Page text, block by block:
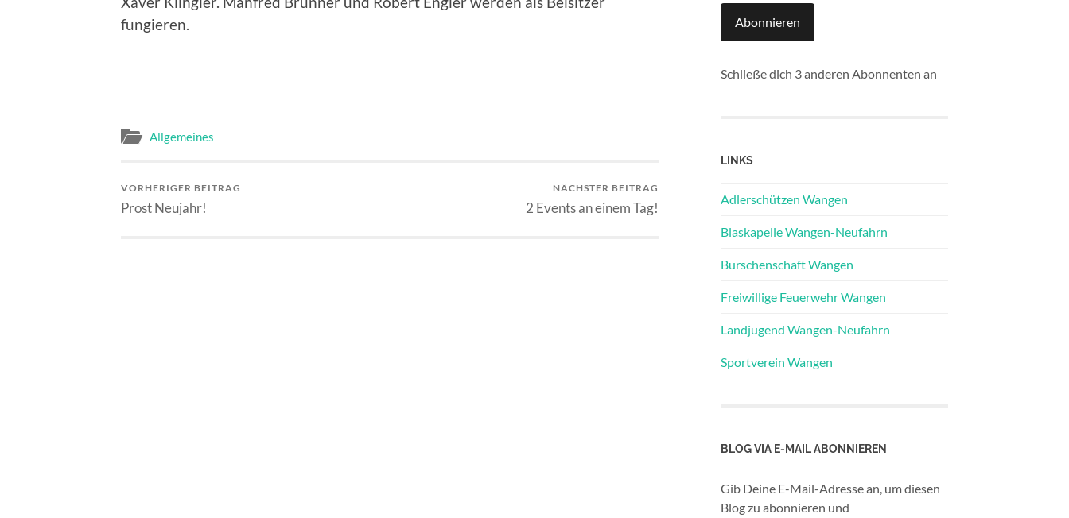
fungieren.
Allgemeines
VORHERIGER BEITRAG
Prost Neujahr!
NÄCHSTER BEITRAG
2 Events an einem Tag!
Abonnieren
Schließe dich 3 anderen Abonnenten an
LINKS
Adlerschützen Wangen
Blaskapelle Wangen-Neufahrn
Burschenschaft Wangen
Freiwillige Feuerwehr Wangen
Landjugend Wangen-Neufahrn
Sportverein Wangen
BLOG VIA E-MAIL ABONNIEREN
Gib Deine E-Mail-Adresse an, um diesen
Blog zu abonnieren und